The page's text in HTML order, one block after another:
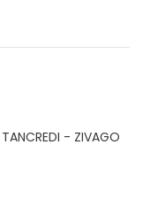
TANCREDI - ZIVAGO